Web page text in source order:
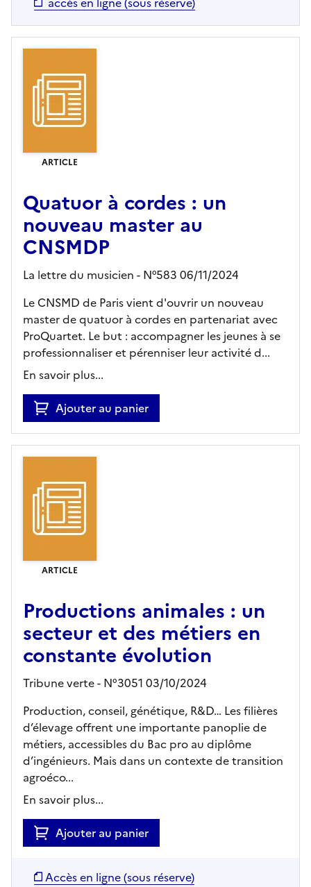
ARTICLE
Quatuor à cordes : un
nouveau master au
CNSMDP
La lettre du musicien - N°583 06/11/2024
Le CNSMD de Paris vient d'ouvrir un nouveau
master de quatuor à cordes en partenariat avec
ProQuartet. Le but : accompagner les jeunes à se
professionnaliser et pérenniser leur activité d...
En savoir plus...
Ajouter au panier
ARTICLE
Productions animales : un
secteur et des métiers en
constante évolution
Tribune verte - N°3051 03/10/2024
Production, conseil, génétique, R&D… Les filières
d’élevage offrent une importante panoplie de
métiers, accessibles du Bac pro au diplôme
d’ingénieurs. Mais dans un contexte de transition
agroéco...
En savoir plus...
Ajouter au panier
Accès en ligne (sous réserve)